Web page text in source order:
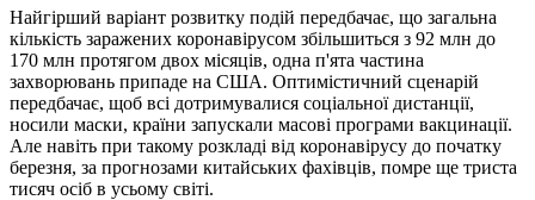
Найгірший варіант розвитку подій передбачає, що загальна
кількість заражених коронавірусом збільшиться з 92 млн до
170 млн протягом двох місяців, одна п'ята частина
захворювань припаде на США. Оптимістичний сценарій
передбачає, щоб всі дотримувалися соціальної дистанції,
носили маски, країни запускали масові програми вакцинації.
Але навіть при такому розкладі від коронавірусу до початку
березня, за прогнозами китайських фахівців, помре ще триста
тисяч осіб в усьому світі.